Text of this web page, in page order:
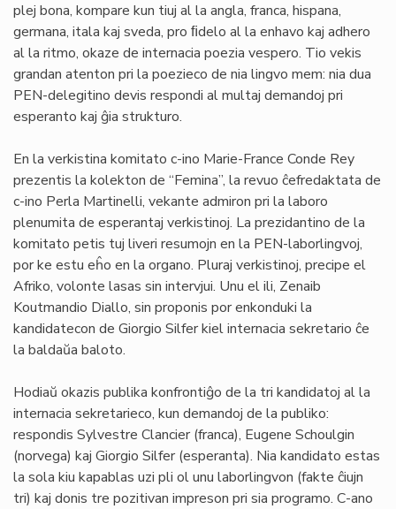
plej bona, kompare kun tiuj al la angla, franca, hispana,
germana, itala kaj sveda, pro ﬁdelo al la enhavo kaj adhero
al la ritmo, okaze de internacia poezia vespero. Tio vekis
grandan atenton pri la poezieco de nia lingvo mem: nia dua
PEN-delegitino devis respondi al multaj demandoj pri
esperanto kaj ĝia strukturo.
En la verkistina komitato c-ino Marie-France Conde Rey
prezentis la kolekton de “Femina”, la revuo ĉefredaktata de
c-ino Perla Martinelli, vekante admiron pri la laboro
plenumita de esperantaj verkistinoj. La prezidantino de la
komitato petis tuj liveri resumojn en la PEN-laborlingvoj,
por ke estu eĥo en la organo. Pluraj verkistinoj, precipe el
Afriko, volonte lasas sin intervjui. Unu el ili, Zenaib
Koutmandio Diallo, sin proponis por enkonduki la
kandidatecon de Giorgio Silfer kiel internacia sekretario ĉe
la baldaŭa baloto.
Hodiaŭ okazis publika konfrontiĝo de la tri kandidatoj al la
internacia sekretarieco, kun demandoj de la publiko:
respondis Sylvestre Clancier (franca), Eugene Schoulgin
(norvega) kaj Giorgio Silfer (esperanta). Nia kandidato estas
la sola kiu kapablas uzi pli ol unu laborlingvon (fakte ĉiujn
tri) kaj donis tre pozitivan impreson pri sia programo. C-ano